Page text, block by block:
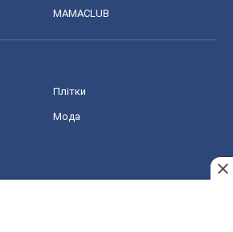
MAMACLUB
Плітки
Мода